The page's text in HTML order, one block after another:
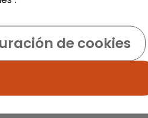
de cookies